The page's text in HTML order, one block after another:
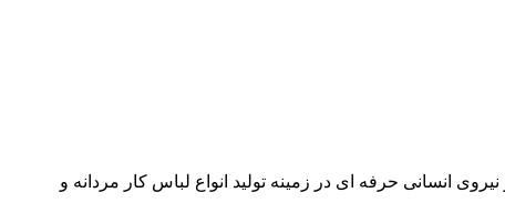
دنیا و نیروی انسانی حرفه ای در زمینه تولید انواع لباس کار مردانه و